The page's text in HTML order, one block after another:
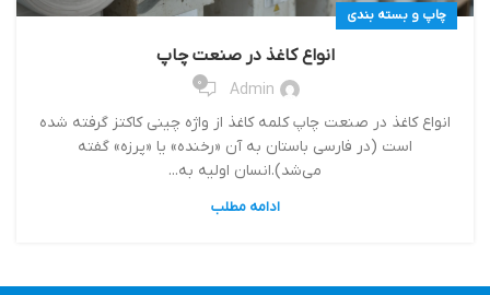
چاپ و بسته بندی
انواع کاغذ در صنعت چاپ
Admin
0
انواع کاغذ در صنعت چاپ کلمه کاغذ از واژه چینی کاکتز گرفته شده
است (در فارسی باستان به آن «رخنده» یا «پرزه» گفته
می‌شد).انسان اولیه به...
ادامه مطلب